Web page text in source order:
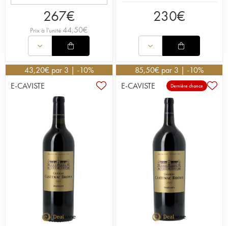
267€
Prix à l'unité44,50€
230€
43,20€ par 3 | -10%
E-CAVISTE
85,50€ par 3 | -10%
E-CAVISTE
Dernière chance